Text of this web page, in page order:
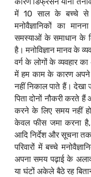
में 10 साल के बच्चे से
मनोवैज्ञानिकों का
समस्याओं के समाधान के
है। मनोविज्ञान मानव के
वर्ग के लोगों के व्यवहार
में हम काम के कारण अपने
नहीं निकाल पाते हैं। देखा
पिता दोनों नौकरी करते
करने के लिए समय नहीं
केवल फीस जमा करना है,
आदि निर्देश और सूचना तक
परिवारों में बच्चे
अपना समय पढ़ाई के
या घंटों अकेले बैठे रह